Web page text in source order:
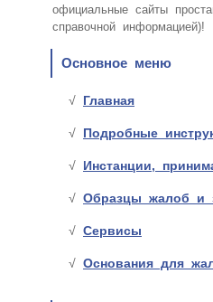
официальные сайты
справочной информацией)!
Основное меню
Главная
Подробные
Инстанции,
Образцы жалоб и
Сервисы
Основания для